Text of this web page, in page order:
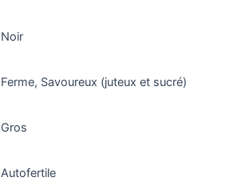
Noir
Ferme, Savoureux (juteux et sucré)
Gros
Autofertile